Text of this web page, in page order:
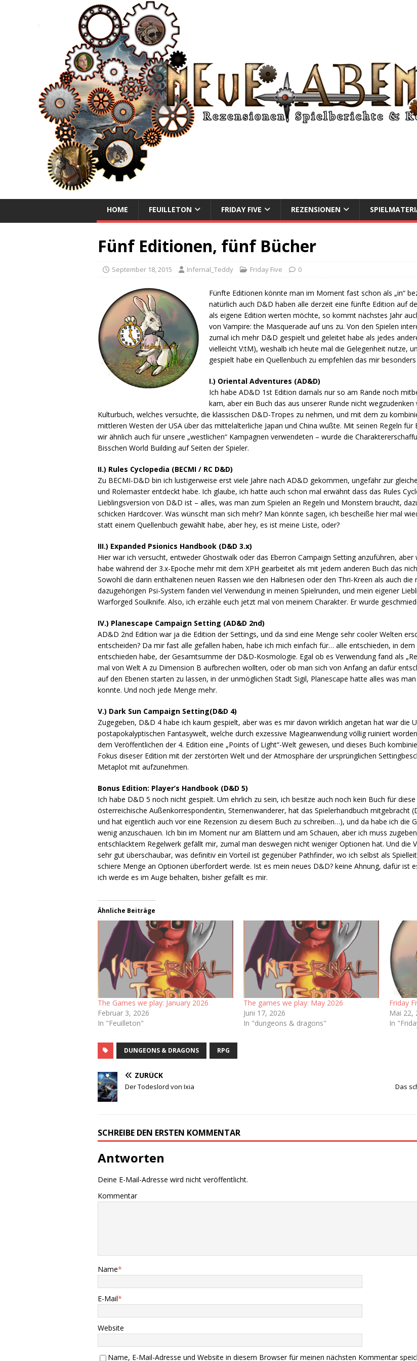
NEUE ABENTEUER
HOME FEUILLETON FRIDAY FIVE REZENSIONEN
Fünf Editionen, fünf Bücher
September 18, 2015 Infernal_Teddy Friday Five 0
Fünfte Editionen könnte man im Moment fast schon als „in“
natürlich auch D&D haben alle derzeit eine fünfte Edition auf
als eigene Edition werten möchte, so kommt nächstes Jahr
von Vampire: the Masquerade auf uns zu. Von den Spielen
zumal ich mehr D&D gespielt und geleitet habe als jedes
vielleicht V:tM), weshalb ich heute mal die Gelegenheit nutze,
gespielt habe ein Quellenbuch zu empfehlen das mir
I.) Oriental Adventures (AD&D)
Ich habe AD&D 1st Edition damals nur so am Rande noch
kam, aber ein Buch das aus unserer Runde nicht
Kulturbuch, welches versuchte, die klassischen D&D-Tropes zu nehmen, und mit dem zu
mittleren Westen der USA über das mittelalterliche Japan und China wußte. Mit seinen Regeln für
wir ähnlich auch für unsere „westlichen“ Kampagnen verwendeten – wurde die
Bisschen World Building auf Seiten der Spieler.
II.) Rules Cyclopedia (BECMI / RC D&D)
Zu BECMI-D&D bin ich lustigerweise erst viele Jahre nach AD&D gekommen, ungefähr zur
und Rolemaster entdeckt habe. Ich glaube, ich hatte auch schon mal erwähnt dass das Rules
Lieblingsversion von D&D ist – alles, was man zum Spielen an Regeln und Monstern braucht,
schicken Hardcover. Was wünscht man sich mehr? Man könnte sagen, ich bescheiße hier mal
statt einem Quellenbuch gewählt habe, aber hey, es ist meine Liste, oder?
III.) Expanded Psionics Handbook (D&D 3.x)
Hier war ich versucht, entweder Ghostwalk oder das Eberron Campaign Setting anzuführen, aber
habe während der 3.x-Epoche mehr mit dem XPH gearbeitet als mit jedem anderen Buch das
Sowohl die darin enthaltenen neuen Rassen wie den Halbriesen oder den Thri-Kreen als auch die
dazugehörigen Psi-System fanden viel Verwendung in meinen Spielrunden, und mein eigener
Warforged Soulknife. Also, ich erzähle euch jetzt mal von meinem Charakter. Er wurde
IV.) Planescape Campaign Setting (AD&D 2nd)
AD&D 2nd Edition war ja die Edition der Settings, und da sind eine Menge sehr cooler Welten
entscheiden? Da mir fast alle gefallen haben, habe ich mich einfach für… alle entschieden, in
entschieden habe, der Gesamtsumme der D&D-Kosmologie. Egal ob es Verwendung fand als
mal von Welt A zu Dimension B aufbrechen wollten, oder ob man sich von Anfang an dafür
auf den Ebenen starten zu lassen, in der unmöglichen Stadt Sigil, Planescape hatte alles was
konnte. Und noch jede Menge mehr.
V.) Dark Sun Campaign Setting(D&D 4)
Zugegeben, D&D 4 habe ich kaum gespielt, aber was es mir davon wirklich angetan hat war die
postapokalyptischen Fantasywelt, welche durch exzessive Magieanwendung völlig ruiniert
dem Veröffentlichen der 4. Edition eine „Points of Light“-Welt gewesen, und dieses Buch
Fokus diseser Edition mit der zerstörten Welt und der Atmosphäre der ursprünglichen
Metaplot mit aufzunehmen.
Bonus Edition: Player’s Handbook (D&D 5)
Ich habe D&D 5 noch nicht gespielt. Um ehrlich zu sein, ich besitze auch noch kein Buch für
österreichische Außenkorrespondentin, Sternenwanderer, hat das Spielerhandbuch mitgebracht
und hat eigentlich auch vor eine Rezension zu diesem Buch zu schreiben…), und da habe ich die
wenig anzuschauen. Ich bin im Moment nur am Blättern und am Schauen, aber ich muss
entschlacktem Regelwerk gefällt mir, zumal man deswegen nicht weniger Optionen hat. Und die
sehr gut überschaubar, was definitiv ein Vorteil ist gegenüber Pathfinder, wo ich selbst als
schiere Menge an Optionen überfordert werde. Ist es mein neues D&D? keine Ahnung, dafür ist
ich werde es im Auge behalten, bisher gefällt es mir.
Ähnliche Beiträge
The Games we play: January 2026
Februar 3, 2026
In "Feuilleton"
The games we play: May 2026
Juni 17, 2026
In "dungeons & dragons"
Friday
Mai 22,
In
DUNGEONS & DRAGONS RPG
ZURÜCK
Der Todeslord von Ixia Das
SCHREIBE DEN ERSTEN KOMMENTAR
Antworten
Deine E-Mail-Adresse wird nicht veröffentlicht.
Kommentar
Name*
E-Mail*
Website
Name, E-Mail-Adresse und Website in diesem Browser für meinen nächsten Kommentar